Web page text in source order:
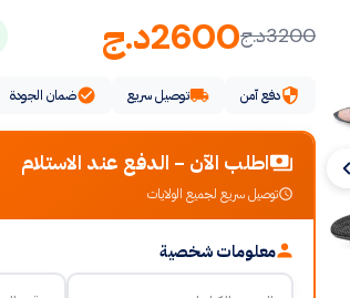
3200د.ج2600د.ج
دفع آمن توصيل سريع ضمان الجودة
اطلب الآن - الدفع عند الاستلام
توصيل سريع لجميع الولايات
معلومات شخصية